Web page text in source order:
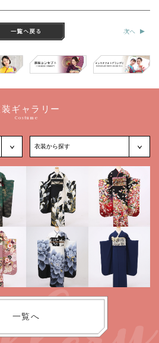
次へ
ギャラリー
Costume
一覧へ